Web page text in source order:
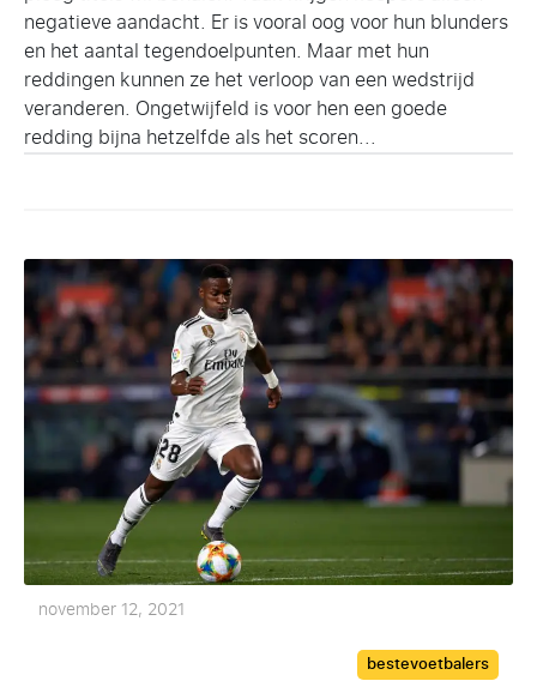
negatieve aandacht. Er is vooral oog voor hun blunders
en het aantal tegendoelpunten. Maar met hun
reddingen kunnen ze het verloop van een wedstrijd
veranderen. Ongetwijfeld is voor hen een goede
redding bijna hetzelfde als het scoren...
november 12, 2021
Categories
bestevoetbalers